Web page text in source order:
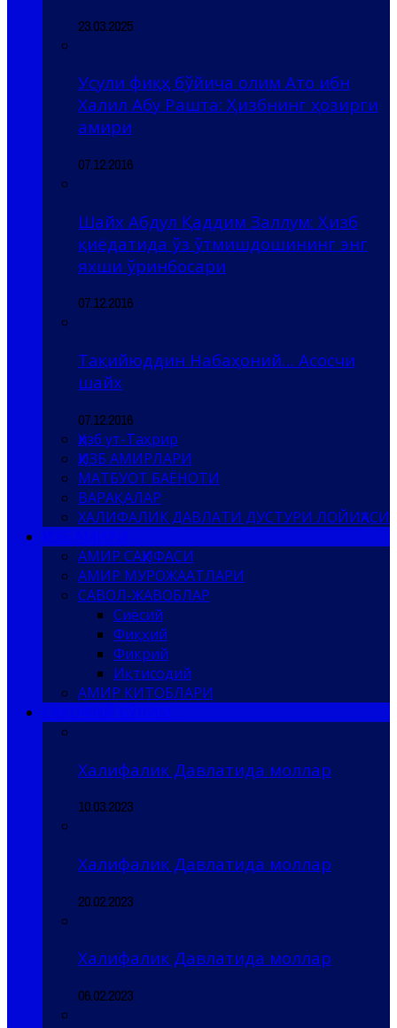
23.03.2025
Усули фиқҳ бўйича олим Ато ибн
Халил Абу Рашта: Ҳизбнинг ҳозирги
амири
07.12.2016
Шайх Абдул Қаддим Заллум: Ҳизб
қиёдатида ўз ўтмишдошининг энг
яхши ўринбосари
07.12.2016
Тақийюддин Набаҳоний… Асосчи
шайх
07.12.2016
Ҳизб ут-Таҳрир
ҲИЗБ АМИРЛАРИ
МАТБУОТ БАЁНОТИ
ВАРАҚАЛАР
ХАЛИФАЛИК ДАВЛАТИ ДУСТУРИ ЛОЙИҲАСИ
АМИР САҲИФАСИ
АМИР МУРОЖААТЛАРИ
САВОЛ-ЖАВОБЛАР
Сиёсий
Фиқҳий
Фикрий
Иқтисодий
АМИР КИТОБЛАРИ
Халифалик Давлатида моллар
10.03.2023
Халифалик Давлатида моллар
20.02.2023
Халифалик Давлатида моллар
06.02.2023